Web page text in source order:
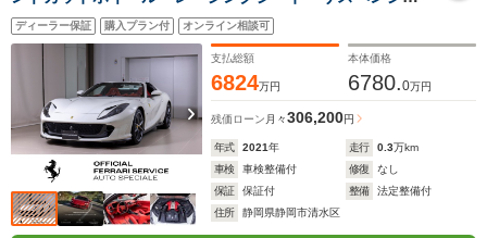
ンリフター カーボン(LED付ステアリング フロントバ
ンパー リヤバンパー アンダードアトリム+内装フルカ
ディーラー保証 購入プラン付 オンライン相談可
支払総額
6824万円
本体価格
6780.0万円
残価ローン 月々306,200円
年式 2021年 走行 0.3万km
車検
車検整備付 修復
なし
保証
保証付 整備
法定整備付
住所
静岡県静岡市清水区